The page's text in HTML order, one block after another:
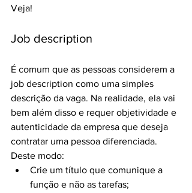
Veja!
Job description
É comum que as pessoas considerem a
job description como uma simples
descrição da vaga. Na realidade, ela vai
bem além disso e requer objetividade e
autenticidade da empresa que deseja
contratar uma pessoa diferenciada.
Deste modo:
Crie um título que comunique a
função e não as tarefas;